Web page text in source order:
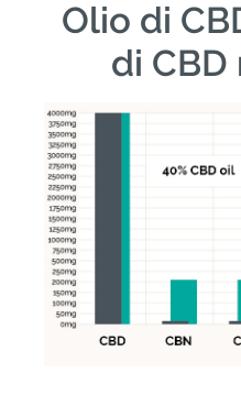
Olio di
di